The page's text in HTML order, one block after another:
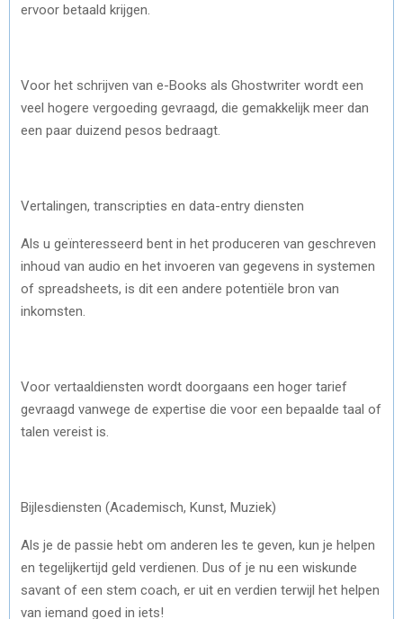
ervoor betaald krijgen.
Voor het schrijven van e-Books als Ghostwriter wordt een
veel hogere vergoeding gevraagd, die gemakkelijk meer dan
een paar duizend pesos bedraagt.
Vertalingen, transcripties en data-entry diensten
Als u geïnteresseerd bent in het produceren van geschreven
inhoud van audio en het invoeren van gegevens in systemen
of spreadsheets, is dit een andere potentiële bron van
inkomsten.
Voor vertaaldiensten wordt doorgaans een hoger tarief
gevraagd vanwege de expertise die voor een bepaalde taal of
talen vereist is.
Bijlesdiensten (Academisch, Kunst, Muziek)
Als je de passie hebt om anderen les te geven, kun je helpen
en tegelijkertijd geld verdienen. Dus of je nu een wiskunde
savant of een stem coach, er uit en verdien terwijl het helpen
van iemand goed in iets!